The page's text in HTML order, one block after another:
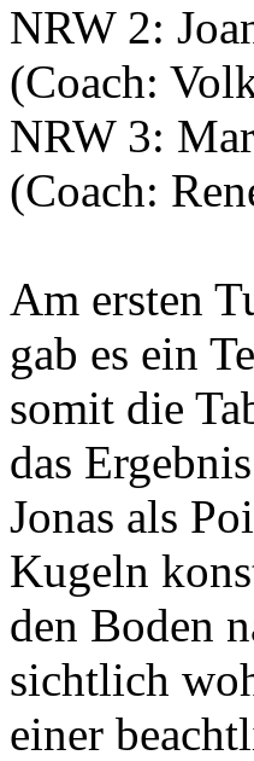
NRW 2:
(Coach:
NRW 3:
(Coach:
Am ersten
gab es ein
somit die
das
Jonas als
Kugeln
den Boden
sichtlich
einer